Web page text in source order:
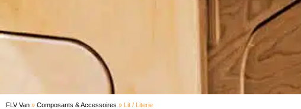
FLV Van » Composants & Accessoires » Lit / Literie